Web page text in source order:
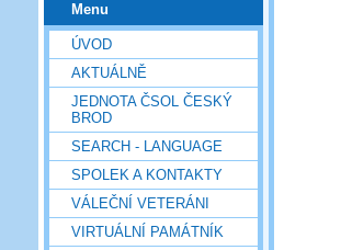
Menu
ÚVOD
AKTUÁLNĚ
JEDNOTA ČSOL ČESKÝ
BROD
SEARCH - LANGUAGE
SPOLEK A KONTAKTY
VÁLEČNÍ VETERÁNI
VIRTUÁLNÍ PAMÁTNÍK